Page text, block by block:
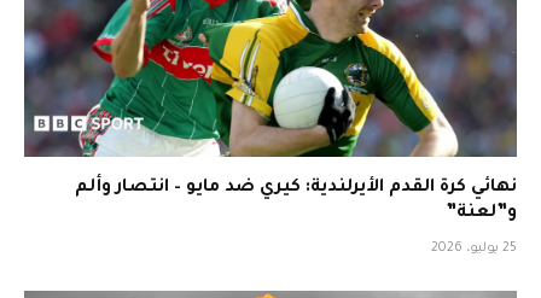
نهائي كرة القدم الأيرلندية: كيري ضد مايو – انتصار وألم
و”لعنة”
25 يوليو، 2026